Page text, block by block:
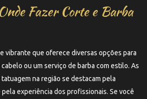
Fazer Corte e Barba
vibrante que oferece diversas opções para
ou um serviço de barba com estilo. As
na região se destacam pela
experiência dos profissionais. Se você